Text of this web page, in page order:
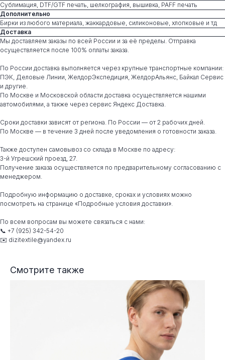
Сублимация, DTF/GTF печать, шелкография, вышивка, PAFF печать
Дополнительно
Бирки из любого материала, жаккардовые, силиконовые, хлопковые и тд
Доставка
Мы доставляем заказы по всей России и за её пределы. Отправка
осуществляется после 100% оплаты заказа.
По России доставка выполняется через крупные транспортные компании:
ПЭК, Деловые Линии, ЖелдорЭкспедиция, ЖелдорАльянс, Байкал Сервис
и другие.
По Москве и Московской области доставка осуществляется нашими
автомобилями, а также через сервис Яндекс Доставка.
Сроки доставки зависят от региона. По России — от 2 рабочих дней.
По Москве — в течение 3 дней после уведомления о готовности заказа.
Также доступен самовывоз со склада в Москве по адресу:
3-й Угрешский проезд, 27.
Получение заказа осуществляется по предварительному согласованию с
менеджером.
Подробную информацию о доставке, сроках и условиях можно
посмотреть на странице «Подробные условия доставки».
По всем вопросам вы можете связаться с нами:
📞 +7 (925) 342-54-20
✉️ dizitextile@yandex.ru
Смотрите также